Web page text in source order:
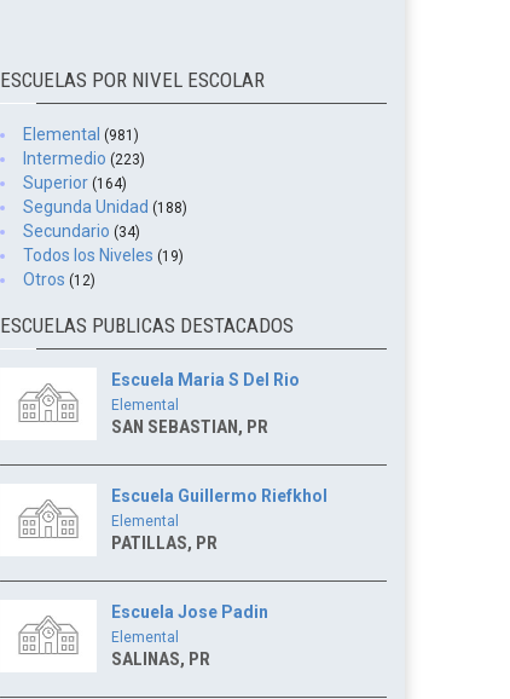
ESCUELAS POR NIVEL ESCOLAR
Elemental (981)
Intermedio (223)
Superior (164)
Segunda Unidad (188)
Secundario (34)
Todos los Niveles (19)
Otros (12)
ESCUELAS PUBLICAS DESTACADOS
Escuela Maria S Del Rio
Elemental
SAN SEBASTIAN, PR
Escuela Guillermo Riefkhol
Elemental
PATILLAS, PR
Escuela Jose Padin
Elemental
SALINAS, PR